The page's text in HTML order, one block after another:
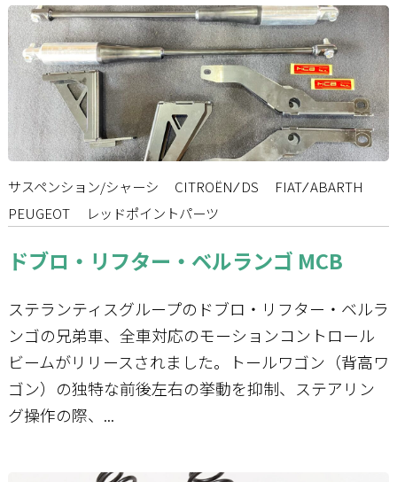
サスペンション/シャーシ CITROËN ⁄ DS
FIAT ⁄ ABARTH
PEUGEOT
レッドポイントパーツ
ドブロ・リフター・ベルランゴ MCB
ステランティスグループのドブロ・リフター・ベルラ
ンゴの兄弟車、全車対応のモーションコントロール
ビームがリリースされました。トールワゴン（背高ワ
ゴン）の独特な前後左右の挙動を抑制、ステアリン
グ操作の際、...